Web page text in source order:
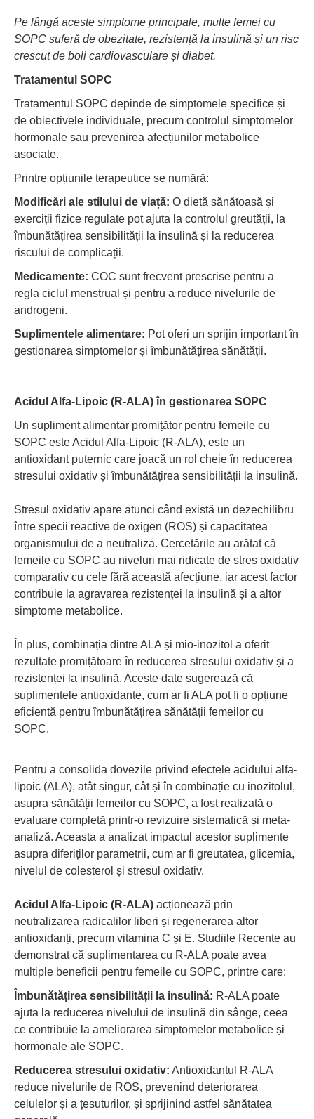
Pe lângă aceste simptome principale, multe femei cu
SOPC suferă de obezitate, rezistență la insulină și un risc
crescut de boli cardiovasculare și diabet.
Tratamentul SOPC
Tratamentul SOPC depinde de simptomele specifice și
de obiectivele individuale, precum controlul simptomelor
hormonale sau prevenirea afecțiunilor metabolice
asociate.
Printre opțiunile terapeutice se numără:
Modificări ale stilului de viață: O dietă sănătoasă și
exerciții fizice regulate pot ajuta la controlul greutății, la
îmbunătățirea sensibilității la insulină și la reducerea
riscului de complicații.
Medicamente: COC sunt frecvent prescrise pentru a
regla ciclul menstrual și pentru a reduce nivelurile de
androgeni.
Suplimentele alimentare: Pot oferi un sprijin important în
gestionarea simptomelor și îmbunătățirea sănătății.
Acidul Alfa-Lipoic (R-ALA) în gestionarea SOPC
Un supliment alimentar promițător pentru femeile cu
SOPC este Acidul Alfa-Lipoic (R-ALA), este un
antioxidant puternic care joacă un rol cheie în reducerea
stresului oxidativ și îmbunătățirea sensibilității la insulină.
Stresul oxidativ apare atunci când există un dezechilibru
între specii reactive de oxigen (ROS) și capacitatea
organismului de a neutraliza. Cercetările au arătat că
femeile cu SOPC au niveluri mai ridicate de stres oxidativ
comparativ cu cele fără această afecțiune, iar acest factor
contribuie la agravarea rezistenței la insulină și a altor
simptome metabolice.
În plus, combinația dintre ALA și mio-inozitol a oferit
rezultate promițătoare în reducerea stresului oxidativ și a
rezistenței la insulină. Aceste date sugerează că
suplimentele antioxidante, cum ar fi ALA pot fi o opțiune
eficientă pentru îmbunătățirea sănătății femeilor cu
SOPC.
Pentru a consolida dovezile privind efectele acidului alfa-
lipoic (ALA), atât singur, cât și în combinație cu inozitolul,
asupra sănătății femeilor cu SOPC, a fost realizată o
evaluare completă printr-o revizuire sistematică și meta-
analiză. Aceasta a analizat impactul acestor suplimente
asupra diferiților parametrii, cum ar fi greutatea, glicemia,
nivelul de colesterol și stresul oxidativ.
Acidul Alfa-Lipoic (R-ALA) acționează prin
neutralizarea radicalilor liberi și regenerarea altor
antioxidanți, precum vitamina C și E. Studiile Recente au
demonstrat că suplimentarea cu R-ALA poate avea
multiple beneficii pentru femeile cu SOPC, printre care:
Îmbunătățirea sensibilității la insulină: R-ALA poate
ajuta la reducerea nivelului de insulină din sânge, ceea
ce contribuie la ameliorarea simptomelor metabolice și
hormonale ale SOPC.
Reducerea stresului oxidativ: Antioxidantul R-ALA
reduce nivelurile de ROS, prevenind deteriorarea
celulelor și a țesuturilor, și sprijinind astfel sănătatea